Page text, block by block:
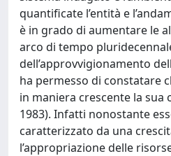
quantificate l’entità e
è in grado di aumentare le
arco di tempo
dell’approvvigionamento
ha permesso di constatare
in maniera crescente la sua
1983). Infatti nonostante
caratterizzato da una
l’appropriazione delle